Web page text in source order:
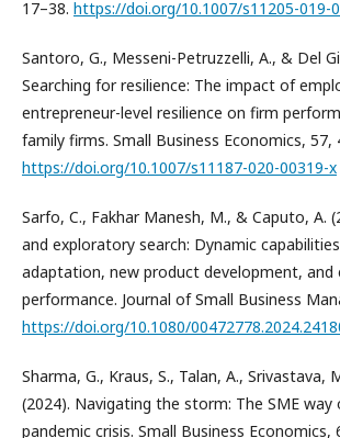
17–38. https://doi.org/10.1007/s11205-019-
Santoro, G., Messeni-Petruzzelli, A., & Del
Searching for resilience: The impact of
entrepreneur-level resilience on firm
family firms. Small Business Economics, 57,
https://doi.org/10.1007/s11187-020-00319-x
Sarfo, C., Fakhar Manesh, M., & Caputo, A.
and exploratory search: Dynamic
adaptation, new product development, and
performance. Journal of Small Business
https://doi.org/10.1080/
Sharma, G., Kraus, S., Talan, A., Srivastava,
(2024). Navigating the storm: The SME
pandemic crisis. Small Business Economics,